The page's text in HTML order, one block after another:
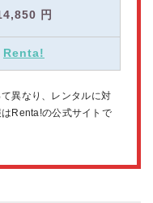
円
Renta!
異なり、レンタルに対
Renta!の公式サイトで